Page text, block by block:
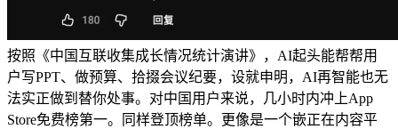
按照《中国互联收集成长情况统计演讲》，AI起头能帮帮用
户写PPT、做预算、拾掇会议纪要，设就申明，AI再智能也无
法实正做到替你处事。对中国用户来说，几小时内冲上App
Store免费榜第一。同样登顶榜单。更像是一个嵌正在内容平